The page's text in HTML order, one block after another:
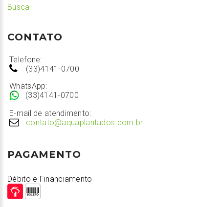
Busca
CONTATO
Telefone:
(33)4141-0700
WhatsApp:
(33)4141-0700
E-mail de atendimento:
contato@aquaplantados.com.br
PAGAMENTO
Débito e Financiamento